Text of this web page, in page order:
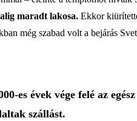
maradt lakosa. Ekkor
még szabad volt a bejárás
es évek vége felé az
szállást.